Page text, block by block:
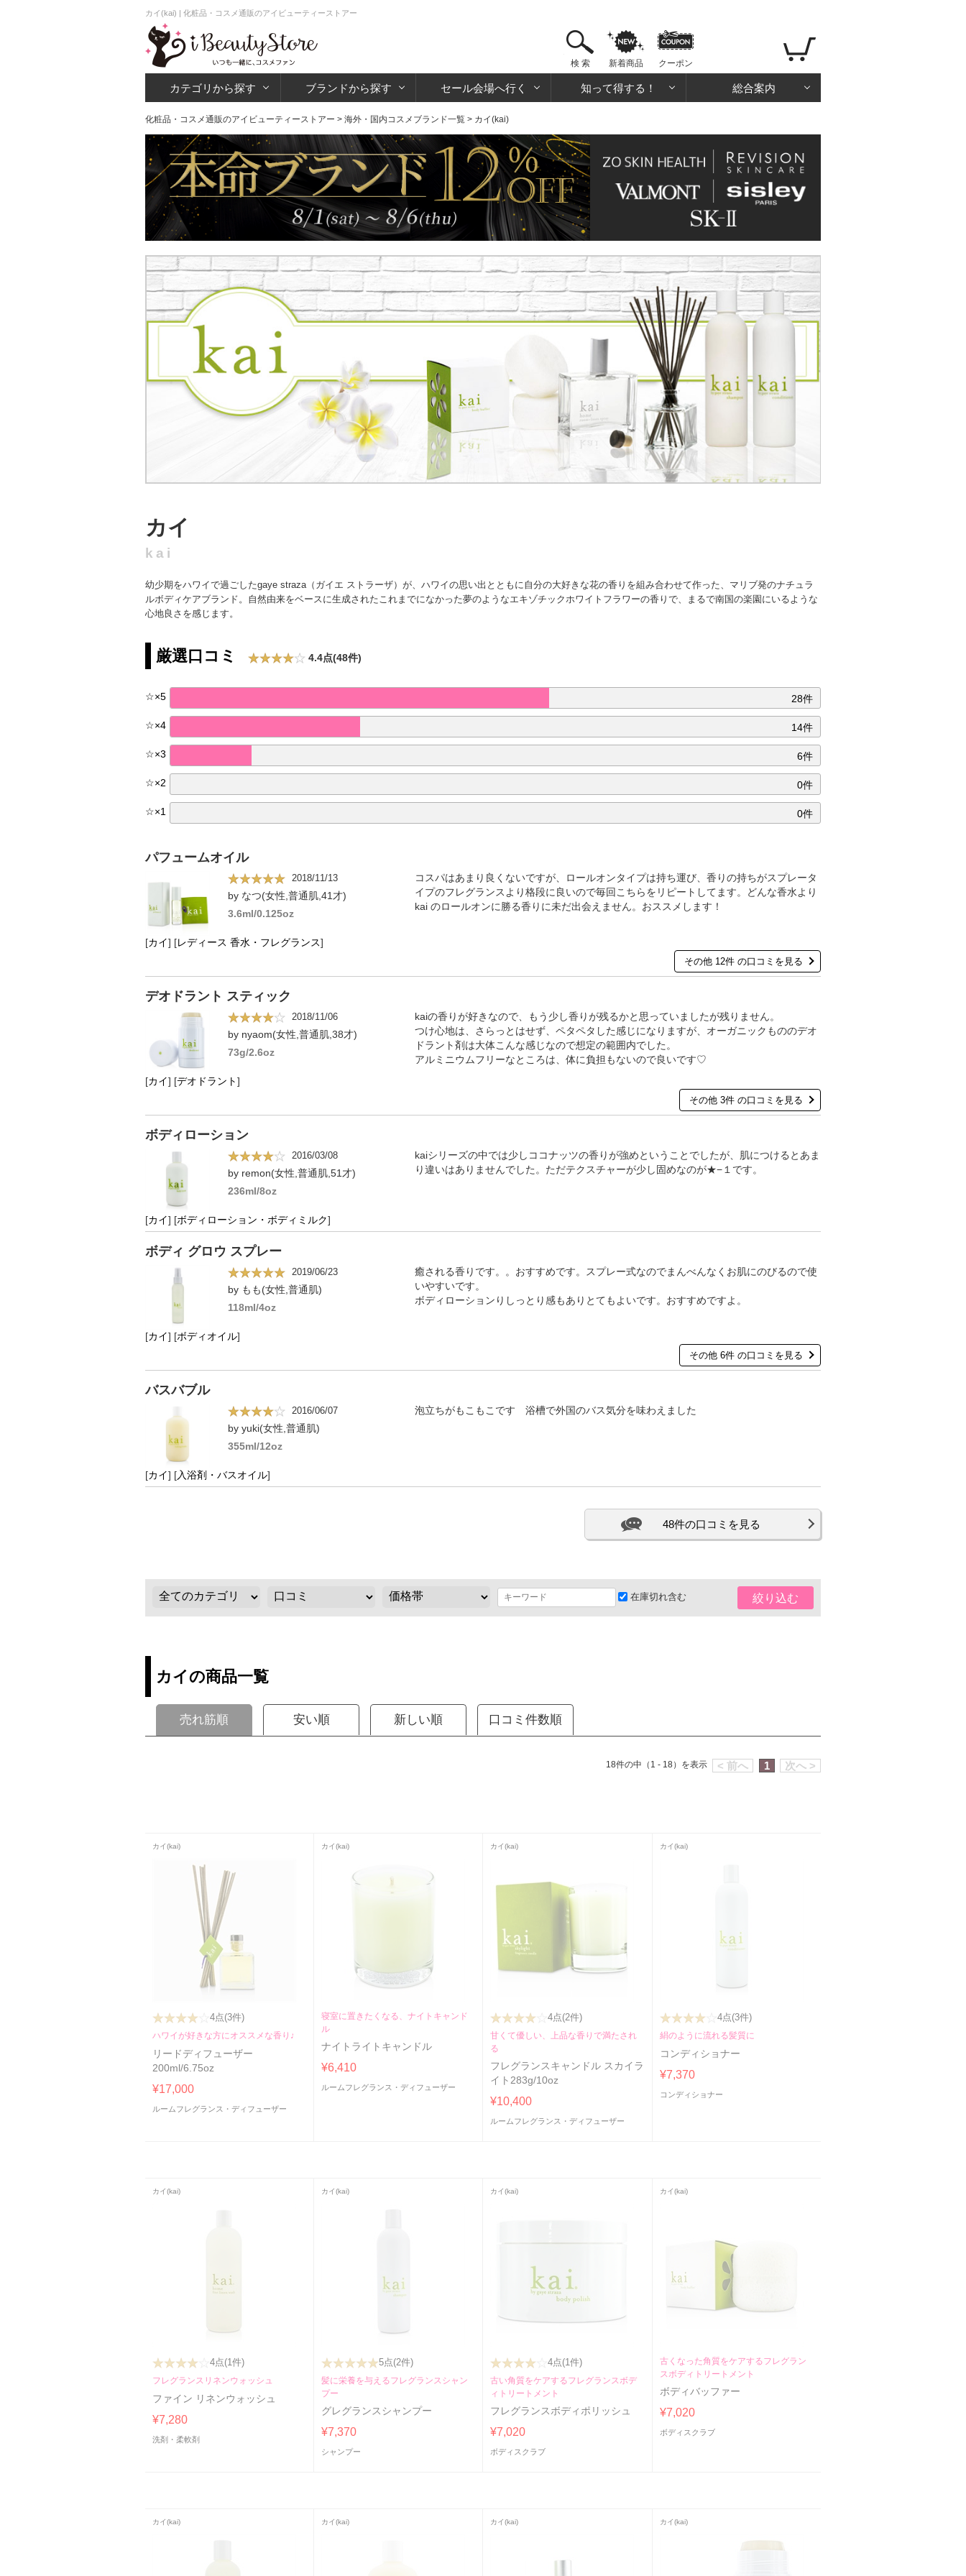
カイ(kai) | 化粧品・コスメ通販のアイビューティーストアー
検 索 新着商品 クーポン
カテゴリから探す ブランドから探す セール会場へ行く 知って得する！ 総合案内
化粧品・コスメ通販のアイビューティーストアー > 海外・国内コスメブランド一覧 > カイ(kai)
カイ
kai
幼少期をハワイで過ごしたgaye straza（ガイエ ストラーザ）が、ハワイの思い出とともに自分の大好きな花の香りを組み合わせて作った、マリブ発のナチュラ
ルボディケアブランド。自然由来をベースに生成されたこれまでになかった夢のようなエキゾチックホワイトフラワーの香りで、まるで南国の楽園にいるような
心地良さを感じます。
厳選口コミ 4.4点(48件)
☆×5 28件
☆×4 14件
☆×3 6件
☆×2 0件
☆×1 0件
パフュームオイル
2018/11/13
by なつ(女性,普通肌,41才)
3.6ml/0.125oz
コスパはあまり良くないですが、ロールオンタイプは持ち運び、香りの持ちがスプレータ
イプのフレグランスより格段に良いので毎回こちらをリピートしてます。どんな香水より
kai のロールオンに勝る香りに未だ出会えません。おススメします！
[カイ] [レディース 香水・フレグランス]
その他 12件 の口コミを見る
デオドラント スティック
2018/11/06
by nyaom(女性,普通肌,38才)
73g/2.6oz
kaiの香りが好きなので、もう少し香りが残るかと思っていましたが残りません。
つけ心地は、さらっとはせず、ペタペタした感じになりますが、オーガニックもののデオ
ドラント剤は大体こんな感じなので想定の範囲内でした。
アルミニウムフリーなところは、体に負担もないので良いです♡
[カイ] [デオドラント ]
その他 3件 の口コミを見る
ボディローション
2016/03/08
by remon(女性,普通肌,51才)
236ml/8oz
kaiシリーズの中では少しココナッツの香りが強めということでしたが、肌につけるとあま
り違いはありませんでした。ただテクスチャーが少し固めなのが★−１です。
[カイ] [ボディローション・ボディミルク]
ボディ グロウ スプレー
2019/06/23
by もも(女性,普通肌)
118ml/4oz
癒される香りです。。おすすめです。スプレー式なのでまんべんなくお肌にのびるので使
いやすいです。
ボディローションりしっとり感もありとてもよいです。おすすめですよ。
[カイ] [ボディオイル]
その他 6件 の口コミを見る
バスバブル
2016/06/07
by yuki(女性,普通肌)
355ml/12oz
泡立ちがもこもこです 浴槽で外国のバス気分を味わえました
[カイ] [ 入浴剤・バスオイル]
48件の口コミを見る
在庫切れ含む 絞り込む
カイの商品一覧
売れ筋順 安い順 新しい順 口コミ件数順
< 前へ 1 次へ >
18件の中（1 - 18）を表示
カイ(kai)
4点(3件)
ハワイが好きな方にオススメな香り♪
リードディフューザー
200ml/6.75oz
¥17,000
ルームフレグランス・ディフューザー
カイ(kai)
寝室に置きたくなる、ナイトキャンド
ル
ナイトライトキャンドル
¥6,410
ルームフレグランス・ディフューザー
カイ(kai)
4点(2件)
甘くて優しい、上品な香りで満たされ
る
フレグランスキャンドル スカイラ
イト283g/10oz
¥10,400
ルームフレグランス・ディフューザー
カイ(kai)
4点(3件)
絹のように流れる髪質に
コンディショナー
¥7,370
コンディショナー
カイ(kai)
4点(1件)
フレグランスリネンウォッシュ
ファイン リネンウォッシュ
¥7,280
洗剤・柔軟剤
カイ(kai)
5点(2件)
髪に栄養を与えるフレグランスシャン
プー
グレグランスシャンプー
¥7,370
シャンプー
カイ(kai)
4点(1件)
古い角質をケアするフレグランスボデ
ィトリートメント
フレグランスボディポリッシュ
¥7,020
ボディスクラブ
カイ(kai)
古くなった角質をケアするフレグラン
スボディトリートメント
ボディバッファー
¥7,020
ボディスクラブ
カイ(kai) カイ(kai) カイ(kai) カイ(kai)